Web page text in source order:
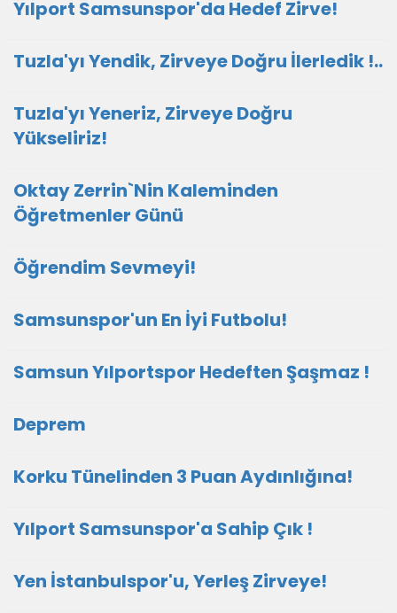
Yılport Samsunspor'da Hedef Zirve!
Tuzla'yı Yendik, Zirveye Doğru İlerledik !..
Tuzla'yı Yeneriz, Zirveye Doğru
Yükseliriz!
Oktay Zerrin`Nin Kaleminden
Öğretmenler Günü
Öğrendim Sevmeyi!
Samsunspor'un En İyi Futbolu!
Samsun Yılportspor Hedeften Şaşmaz !
Deprem
Korku Tünelinden 3 Puan Aydınlığına!
Yılport Samsunspor'a Sahip Çık !
Yen İstanbulspor'u, Yerleş Zirveye!